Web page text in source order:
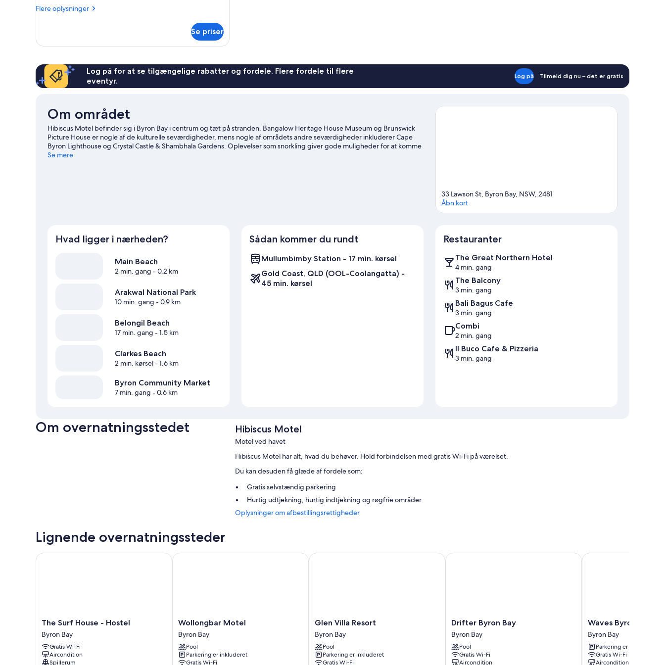
Flere oplysninger
Flere
Se priser
Log på for at se tilgængelige rabatter og fordele. Flere fordele til flere
eventyr.
Log på Tilmeld dig nu – det er gratis
Om området
Hibiscus Motel befinder sig i Byron Bay i centrum og tæt på stranden. Bangalow Heritage House Museum og Brunswick
Picture House er nogle af de kulturelle seværdigheder, mens nogle af områdets andre seværdigheder inkluderer Cape
Byron Lighthouse og Crystal Castle & Shambhala Gardens. Oplevelser som snorkling giver gode muligheder for at komme
ud på eller i det omgivende vand, eller du kan tage på eventyr ved at afprøve ridning og vandre-/cykelruter i nærheden.
Se mere
33 Lawson St, Byron Bay, NSW, 2481
Åbn kort
Hvad ligger i nærheden?
Main Beach
2 min. gang - 0.2 km
Arakwal National Park
10 min. gang - 0.9 km
Belongil Beach
17 min. gang - 1.5 km
Clarkes Beach
2 min. kørsel- 1.6 km
Byron Community Market
7 min. gang - 0.6 km
Sådan kommer du rundt
Mullumbimby Station - 17 min. kørsel
Gold Coast, QLD (OOL-Coolangatta) -
45 min. kørsel
Restauranter
The Great Northern Hotel
4 min. gang
The Balcony
3 min. gang
Bali Bagus Cafe
3 min. gang
Combi
2 min. gang
Il Buco Cafe & Pizzeria
3 min. gang
Om overnatningsstedet Hibiscus Motel
Motel ved havet
Hibiscus Motel har alt, hvad du behøver. Hold forbindelsen med gratis Wi-Fi på værelset.
Du kan desuden få glæde af fordele som:
Gratis selvstændig parkering
Hurtig udtjekning, hurtig indtjekning og røgfrie områder
Bagageopbevaring og hjælp med udflugter/billetter
Alle værelser hos Hibiscus Motel har faciliteter såsom gratis Wi-Fi.
Oplysninger om afbestillingsrettigheder
Lignende overnatningssteder
The
Surf
House
-
Hostel
The Surf House - Hostel
Byron Bay
Gratis Wi-Fi
Aircondition
Spillerum
The Surf House - Hostel
Wollongbar
Motel
Byron
Bay
Wollongbar Motel
Byron Bay
Pool
Parkering er inkluderet
Gratis Wi-Fi
Wollongbar Motel
Glen
Villa
Resort
Byron
Bay
Glen Villa Resort
Byron Bay
Pool
Parkering er inkluderet
Gratis Wi-Fi
Glen Villa Resort
Drifter
Byron
Bay
Byron
Bay
Drifter Byron Bay
Byron Bay
Pool
Gratis Wi-Fi
Aircondition
Drifter Byron Bay
Waves
Byron
Bay
Byron
Bay
Waves Byron Bay
Byron Bay
Parkering er inkluderet
Gratis Wi-Fi
Aircondition
Waves Byron Bay